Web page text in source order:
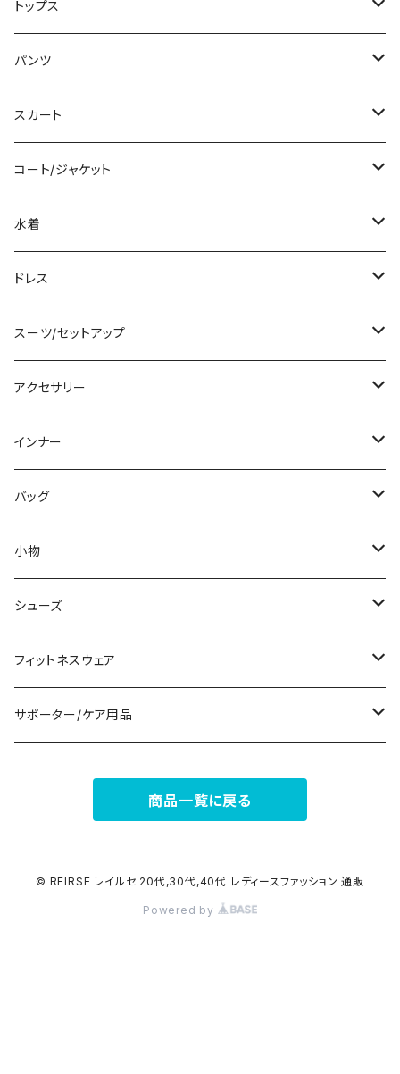
ミニ/ショート
ミディアム/ミモレ
ロング/マキシ
袖付き
ノースリーブ
その他
チュニック
トップス
Tシャツ/カットソー
タンクトップ/キャミソール
シャツ/ブラウス
ベアトップ/チューブトップ
カーディガン/ボレロ
ニット/セーター
パーカー
スウェット/トレーナー
その他
パンツ
ショート丈
クロップド丈
ロング丈
デニム
レギンス
その他
オールインワン
スカート
ミニ/ショート
ミディアム/ミモレ
ロング
その他
コート/ジャケット
コート
ジャケット
その他
水着
タンキニ
バンドゥビキニ
ワンピース
ラッシュガード
その他
ドレス
ミニ/ショート
ミディアム/ミモレ
ロング/マキシ
袖付き
ノースリーブ
パンツドレス
ナイトドレス
その他
スーツ/セットアップ
パンツスーツ
スカートスーツ
その他
アクセサリー
ネックレス
ブレスレット
ピアス
コサージュ
リング
その他
インナー
ブラ/ブラトップ/ベアトップ
ショーツ
タンクトップ/キャミソール
半袖/5分
7分/長袖
ペチコート/ペチパンツ
その他
バッグ
サブバッグ
クラッチバッグ
トートバッグ
ショルダーバッグ
カジュアルバッグ
バックパック
小物
マフラー/スカーフ/ストール
財布
アクセサリーケース
シューズ
スニーカー
ブーツ
その他
フィットネスウェア
セット販売
タイツ
サポーター/ケア用品
商品一覧に戻る
© REIRSE レイルセ 20代,30代,40代 レディースファッション 通販
Powered by